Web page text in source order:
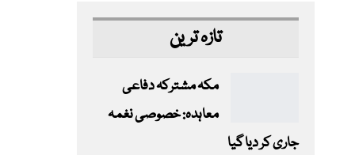
تازہ ترین
مکہ مشترکہ دفاعی
معاہدہ: خصوصی نغمہ
جاری کر دیا گیا